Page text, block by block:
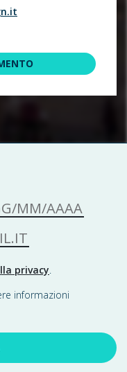
MM/AAAA
privacy.
informazioni